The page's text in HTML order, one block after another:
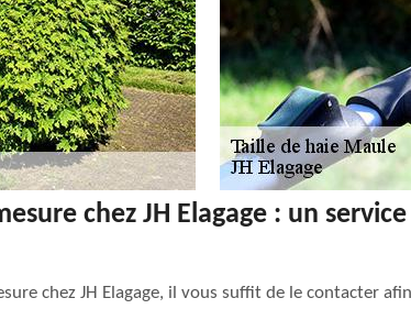
chez JH Elagage : un
chez JH Elagage, il vous suffit de le contacter